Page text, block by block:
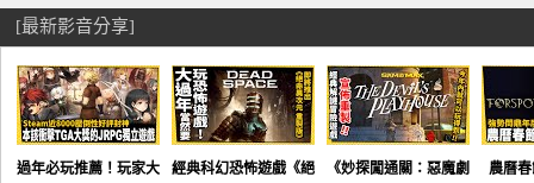
[最新影音分享]
過年必玩推薦！玩家大
經典科幻恐怖遊戲《絕
《妙探闖通關：惡魔劇
農曆